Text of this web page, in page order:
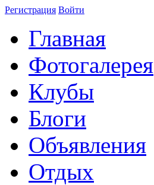
Регистрация Войти
Главная
Фотогалерея
Клубы
Блоги
Объявления
Отдых